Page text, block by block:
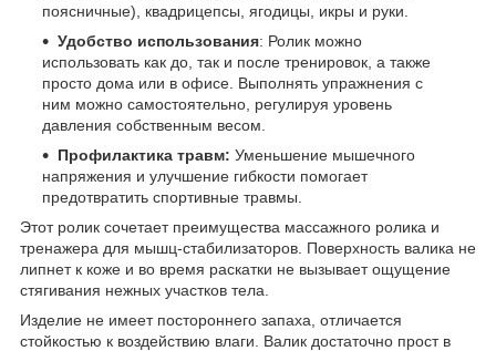
поясничные), квадрицепсы, ягодицы, икры и руки.
Удобство использования: Ролик можно
использовать как до, так и после тренировок, а также
просто дома или в офисе. Выполнять упражнения с
ним можно самостоятельно, регулируя уровень
давления собственным весом.
Профилактика травм: Уменьшение мышечного
напряжения и улучшение гибкости помогает
предотвратить спортивные травмы.
Этот ролик сочетает преимущества массажного ролика и
тренажера для мышц-стабилизаторов. Поверхность валика не
липнет к коже и во время раскатки не вызывает ощущение
стягивания нежных участков тела.
Изделие не имеет постороннего запаха, отличается
стойкостью к воздействию влаги. Валик достаточно прост в